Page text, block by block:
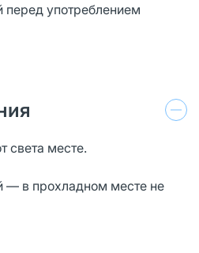
перед употреблением
света месте.
— в прохладном месте не